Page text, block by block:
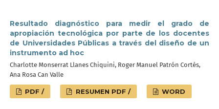
Resultado diagnóstico para medir el grado de
apropiación tecnológica por parte de los docentes
de Universidades Públicas a través del diseño de un
instrumento ad hoc
Charlotte Monserrat Llanes Chiquini, Roger Manuel Patrón Cortés,
Ana Rosa Can Valle
PDF / RESUMEN PDF / WORD